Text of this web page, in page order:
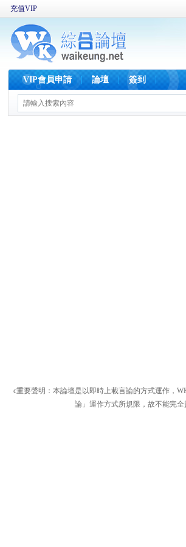
充值VIP
VIP會員申請 論壇 簽到
c重要聲明：本論壇是以即時上載言論的方式運作，
論」運作方式所規限，故不能完